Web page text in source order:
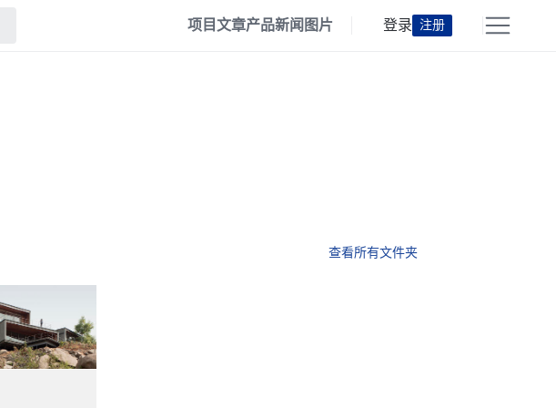
项目文章产品新闻 图片 登录 注册
查看所有文件夹